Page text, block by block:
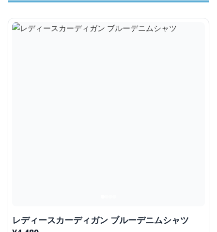
レディースカーディガン ブルーデニムシャツ